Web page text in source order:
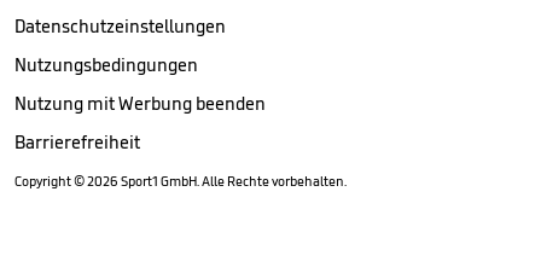
Datenschutzeinstellungen
Nutzungsbedingungen
Nutzung mit Werbung beenden
Barrierefreiheit
Copyright ©2026 Sport1 GmbH. Alle Rechte vorbehalten.